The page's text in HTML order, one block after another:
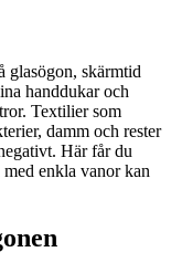
glasögon, skärmtid
handdukar och
Textilier som
damm och rester
Här får du
enkla vanor kan